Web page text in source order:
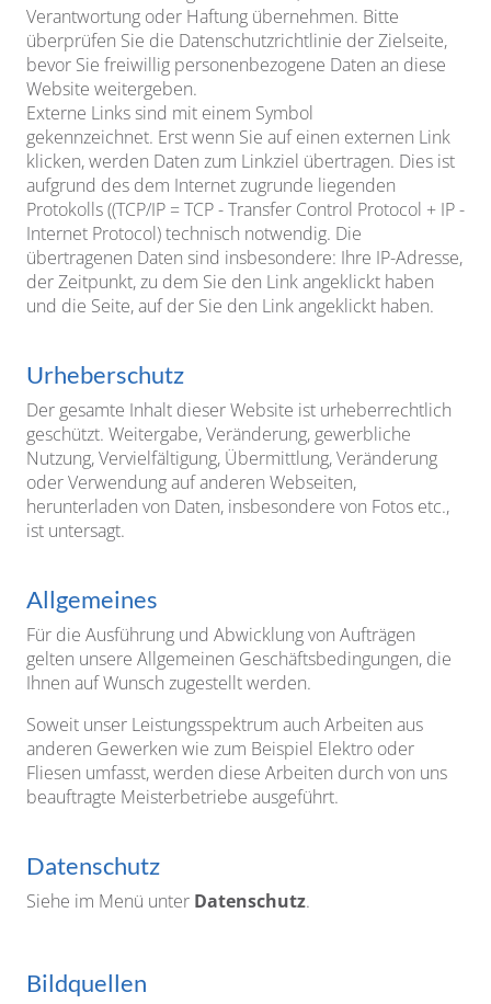
Verantwortung oder Haftung übernehmen. Bitte
überprüfen Sie die Datenschutzrichtlinie der Zielseite,
bevor Sie freiwillig personenbezogene Daten an diese
Website weitergeben.
Externe Links sind mit einem Symbol
gekennzeichnet. Erst wenn Sie auf einen externen Link
klicken, werden Daten zum Linkziel übertragen. Dies ist
aufgrund des dem Internet zugrunde liegenden
Protokolls ((TCP/IP = TCP - Transfer Control Protocol + IP -
Internet Protocol) technisch notwendig. Die
übertragenen Daten sind insbesondere: Ihre IP-Adresse,
der Zeitpunkt, zu dem Sie den Link angeklickt haben
und die Seite, auf der Sie den Link angeklickt haben.
Urheberschutz
Der gesamte Inhalt dieser Website ist urheberrechtlich
geschützt. Weitergabe, Veränderung, gewerbliche
Nutzung, Vervielfältigung, Übermittlung, Veränderung
oder Verwendung auf anderen Webseiten,
herunterladen von Daten, insbesondere von Fotos etc.,
ist untersagt.
Allgemeines
Für die Ausführung und Abwicklung von Aufträgen
gelten unsere Allgemeinen Geschäftsbedingungen, die
Ihnen auf Wunsch zugestellt werden.
Soweit unser Leistungsspektrum auch Arbeiten aus
anderen Gewerken wie zum Beispiel Elektro oder
Fliesen umfasst, werden diese Arbeiten durch von uns
beauftragte Meisterbetriebe ausgeführt.
Datenschutz
Siehe im Menü unter Datenschutz.
Bildquellen